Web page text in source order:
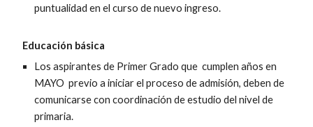
puntualidad en el curso de nuevo ingreso.
Educación básica
Los aspirantes de Primer Grado que cumplen años en
MAYO previo ainiciar el proceso de admisión, deben de
comunicarse con coordinación de estudio del nivel de
primaria.